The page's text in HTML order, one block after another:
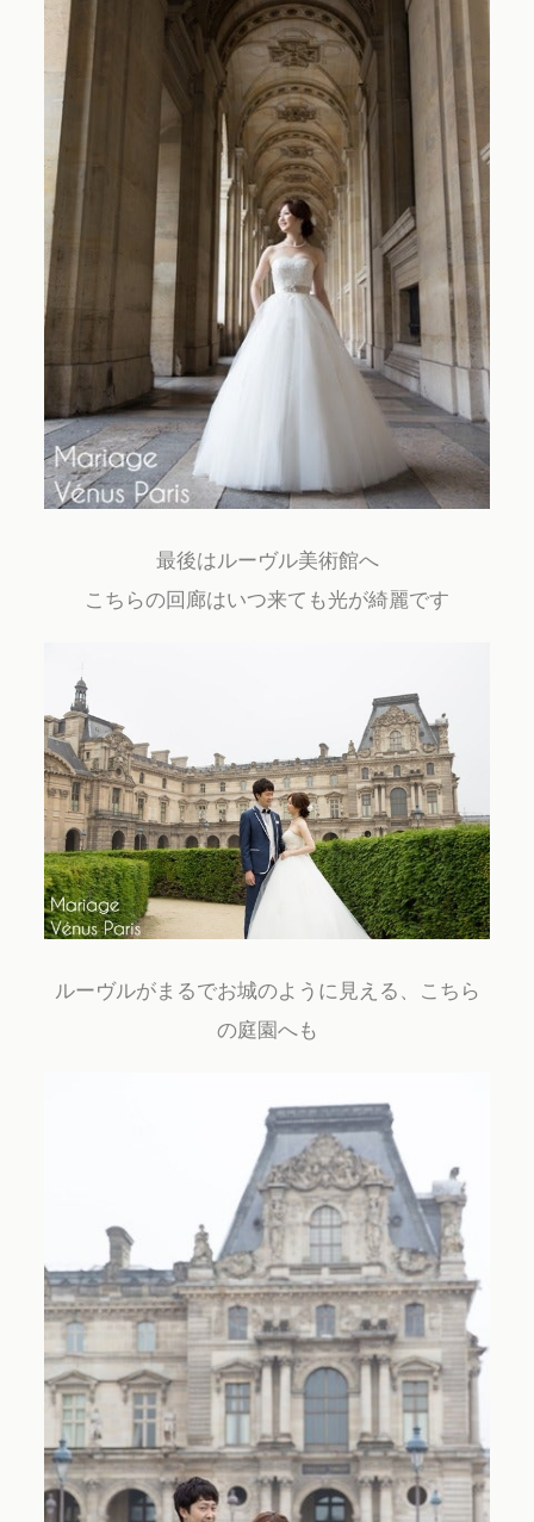
最後はルーヴル美術館へ
こちらの回廊はいつ来ても光が綺麗です
ルーヴルがまるでお城のように見える、こちら
の庭園へも